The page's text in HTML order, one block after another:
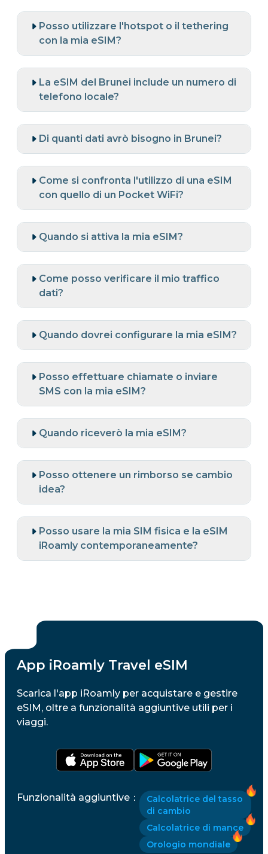
Posso utilizzare l'hotspot o il tethering
con la mia eSIM?
La eSIM del Brunei include un numero di
telefono locale?
Di quanti dati avrò bisogno in Brunei?
Come si confronta l'utilizzo di una eSIM
con quello di un Pocket WiFi?
Quando si attiva la mia eSIM?
Come posso verificare il mio traffico
dati?
Quando dovrei configurare la mia eSIM?
Posso effettuare chiamate o inviare
SMS con la mia eSIM?
Quando riceverò la mia eSIM?
Posso ottenere un rimborso se cambio
idea?
Posso usare la mia SIM fisica e la eSIM
iRoamly contemporaneamente?
App iRoamly Travel eSIM
Scarica l'app iRoamly per acquistare e gestire
eSIM, oltre a funzionalità aggiuntive utili per i
viaggi.
Funzionalità aggiuntive ：
Calcolatrice del tasso
di cambio
Calcolatrice di mance
Orologio mondiale